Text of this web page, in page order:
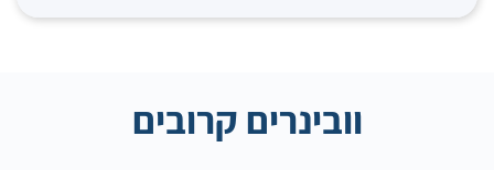
וובינרים קרובים